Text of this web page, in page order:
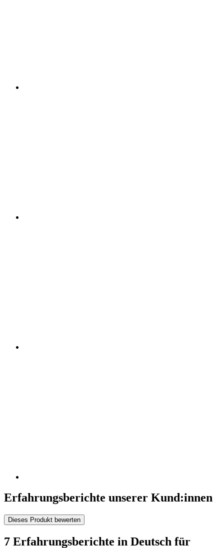
Erfahrungsberichte unserer Kund:innen
Dieses Produkt bewerten
7 Erfahrungsberichte in Deutsch für